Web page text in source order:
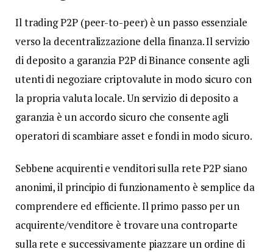
Il trading P2P (peer-to-peer) è un passo essenziale
verso la decentralizzazione della finanza. Il servizio
di deposito a garanzia P2P di Binance consente agli
utenti di negoziare criptovalute in modo sicuro con
la propria valuta locale. Un servizio di deposito a
garanzia è un accordo sicuro che consente agli
operatori di scambiare asset e fondi in modo sicuro.
Sebbene acquirenti e venditori sulla rete P2P siano
anonimi, il principio di funzionamento è semplice da
comprendere ed efficiente. Il primo passo per un
acquirente/venditore è trovare una controparte
sulla rete e successivamente piazzare un ordine di